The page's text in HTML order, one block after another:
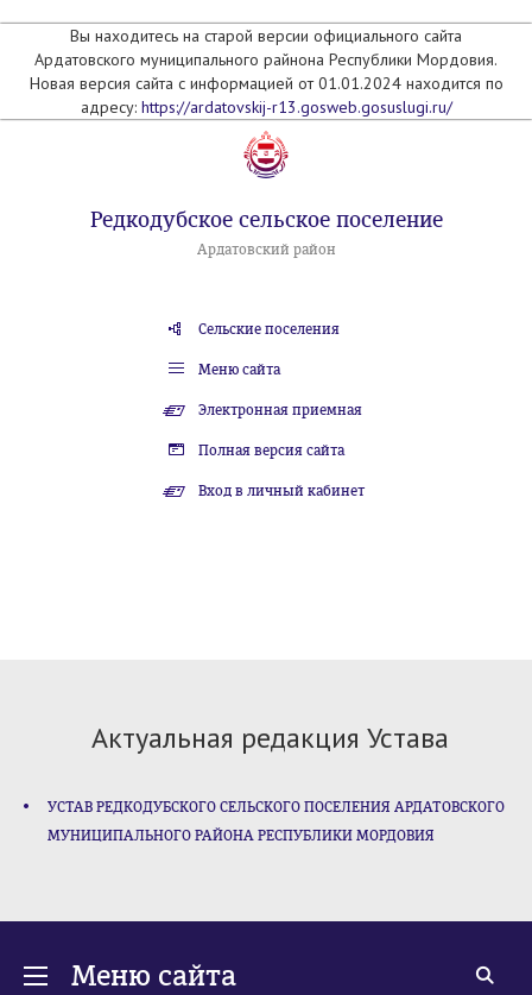
Вы находитесь на старой версии официального сайта
Ардатовского муниципального райнона Республики Мордовия.
Новая версия сайта с информацией от 01.01.2024 находится по
адресу: https://ardatovskij-r13.gosweb.gosuslugi.ru/
Редкодубское сельское поселение
Ардатовский район
Сельские поселения
Меню сайта
Электронная приемная
Полная версия сайта
Вход в личный кабинет
Актуальная редакция Устава
УСТАВ РЕДКОДУБСКОГО СЕЛЬСКОГО ПОСЕЛЕНИЯ АРДАТОВСКОГО
МУНИЦИПАЛЬНОГО РАЙОНА РЕСПУБЛИКИ МОРДОВИЯ
Меню сайта